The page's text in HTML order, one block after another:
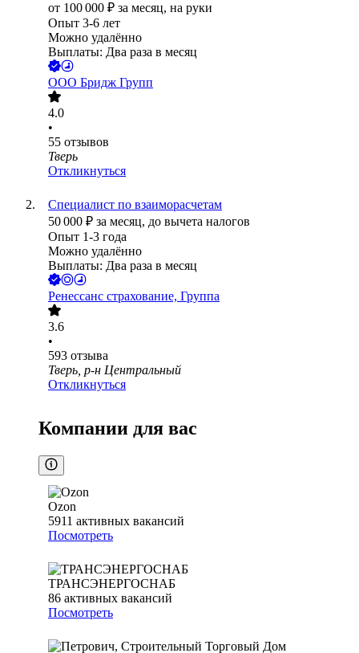
от 100 000 ₽ за месяц, на руки
Опыт 3-6 лет
Можно удалённо
Выплаты: Два раза в месяц
ООО Бридж Групп
4.0
•
55 отзывов
Тверь
Откликнуться
Специалист по взаиморасчетам
50 000 ₽ за месяц, до вычета налогов
Опыт 1-3 года
Можно удалённо
Выплаты: Два раза в месяц
Ренессанс cтрахование, Группа
3.6
•
593 отзыва
Тверь, р-н Центральный
Откликнуться
Компании для вас
Ozon
5911 активных вакансий
Посмотреть
ТРАНСЭНЕРГОСНАБ
86 активных вакансий
Посмотреть